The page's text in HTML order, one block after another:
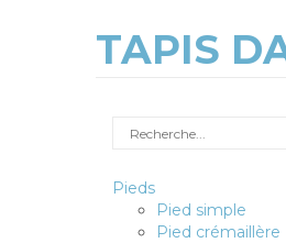
TAPIS
Rechercher
Pieds
Pied simple
Pied crémaillère